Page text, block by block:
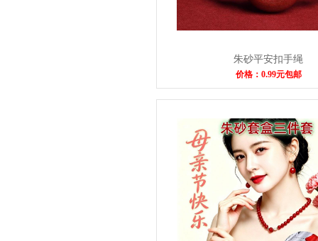
朱砂平安扣手绳
价格：0.99元包邮